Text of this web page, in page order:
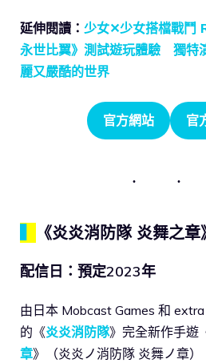
延伸閱讀： 少女✕少女搭檔戰鬥
永世比翼》測試遊玩體驗 獨特
麗又嚴酷的世界
官方網站 官
《炎炎消防隊 炎舞之章
配信日：預定2023年
由日本 Mobcast Games 和
的《炎炎消防隊》完全新作手遊
章》（炎炎ノ消防隊 炎舞ノ章